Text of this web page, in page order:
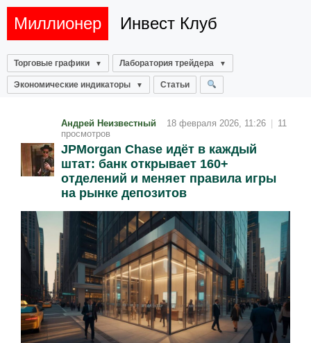
Миллионер Инвест Клуб
Торговые графики Лаборатория трейдера
Экономические индикаторы Статьи
Андрей Неизвестный 18 февраля 2026, 11:26
11
просмотров
JPMorgan Chase идёт в каждый
штат: банк открывает 160+
отделений и меняет правила игры
на рынке депозитов